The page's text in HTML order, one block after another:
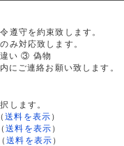
遵守を約束致します。
み対応致します。
い ③ 偽物
にご連絡お願い致します。
します。
（送料を表示 ）
（送料を表示 ）
（送料を表示 ）